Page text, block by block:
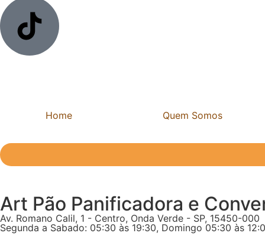
Home Quem Somos
Art Pão Panificadora e
Av. Romano Calil, 1 - Centro, Onda Verde - SP, 15450-000
Segunda a Sabado: 05:30 às 19:30, Domingo 05:30 às